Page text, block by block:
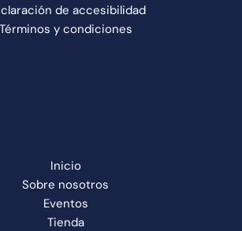
de accesibilidad
Términos y condiciones
Inicio
Sobre nosotros
Eventos
Tienda